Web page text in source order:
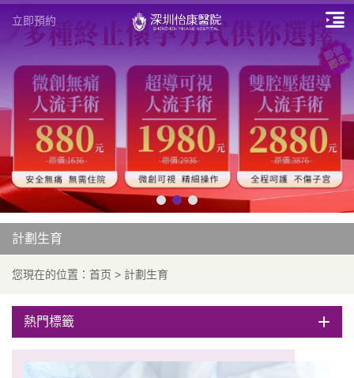
立即預約
計劃生育
您現在的位置： 首页 > 計劃生育
熱門標籤